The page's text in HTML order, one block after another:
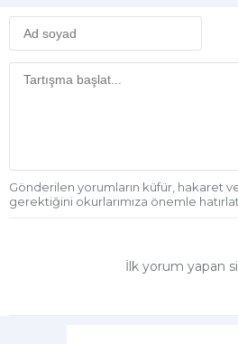
Gönderilen yorumların küfür, hakaret
gerektiğini okurlarımıza önemle
İlk yorum yapan